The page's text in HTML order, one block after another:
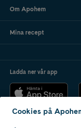
Om Apohem
Mina recept
Ladda ner vår app
Cookies på